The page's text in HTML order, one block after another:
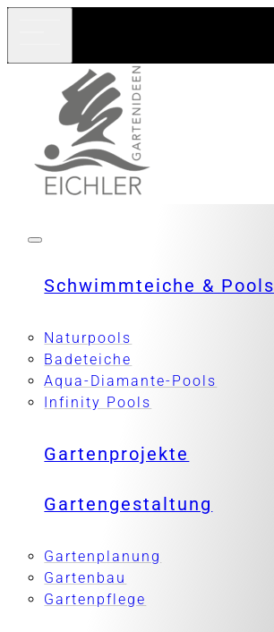
Schwimmteiche & Pools
Naturpools
Badeteiche
Aqua-Diamante-Pools
Infinity Pools
Gartenprojekte
Gartengestaltung
Gartenplanung
Gartenbau
Gartenpflege